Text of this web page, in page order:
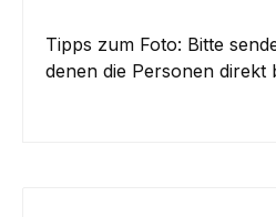
Tipps zum Foto: Bitte
denen die Personen direkt